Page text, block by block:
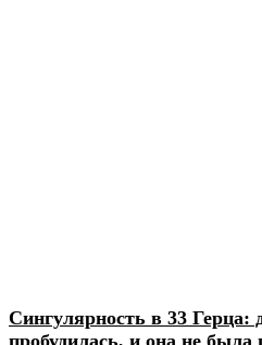
Сингулярность в 33 Герца:
пробудилась, и она не была